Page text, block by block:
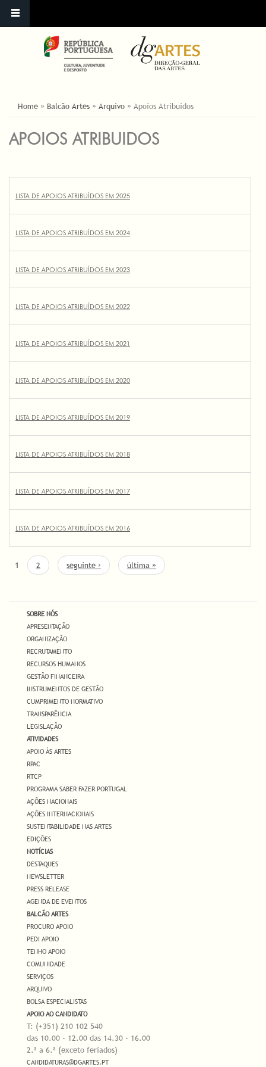
ESTÁ AQUI
Home » Balcão Artes » Arquivo » Apoios Atribuidos
APOIOS ATRIBUIDOS
LISTA DE APOIOS ATRIBUÍDOS EM 2025
LISTA DE APOIOS ATRIBUÍDOS EM 2024
LISTA DE APOIOS ATRIBUÍDOS EM 2023
LISTA DE APOIOS ATRIBUÍDOS EM 2022
LISTA DE APOIOS ATRIBUÍDOS EM 2021
LISTA DE APOIOS ATRIBUÍDOS EM 2020
LISTA DE APOIOS ATRIBUÍDOS EM 2019
LISTA DE APOIOS ATRIBUÍDOS EM 2018
LISTA DE APOIOS ATRIBUÍDOS EM 2017
LISTA DE APOIOS ATRIBUÍDOS EM 2016
PÁGINAS
1 2 seguinte › última »
SOBRE NÓS
APRESENTAÇÃO
ORGANIZAÇÃO
RECRUTAMENTO
RECURSOS HUMANOS
GESTÃO FINANCEIRA
INSTRUMENTOS DE GESTÃO
CUMPRIMENTO NORMATIVO
TRANSPARÊNCIA
LEGISLAÇÃO
ATIVIDADES
APOIO ÀS ARTES
RPAC
RTCP
PROGRAMA SABER FAZER PORTUGAL
AÇÕES NACIONAIS
AÇÕES INTERNACIONAIS
SUSTENTABILIDADE NAS ARTES
EDIÇÕES
NOTÍCIAS
DESTAQUES
NEWSLETTER
PRESS RELEASE
AGENDA DE EVENTOS
BALCÃO ARTES
PROCURO APOIO
PEDI APOIO
TENHO APOIO
COMUNIDADE
SERVIÇOS
ARQUIVO
BOLSA ESPECIALISTAS
APOIO AO CANDIDATO
T: (+351) 210 102 540
das 10.00 - 12.00 das 14.30 - 16.00
2.ª a 6.ª (exceto feriados)
CANDIDATURAS@DGARTES.PT